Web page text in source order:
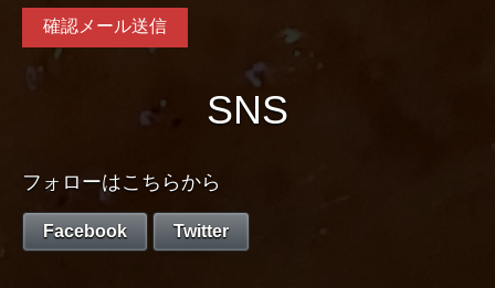
SNS
フォローはこちらから
Facebook Twitter